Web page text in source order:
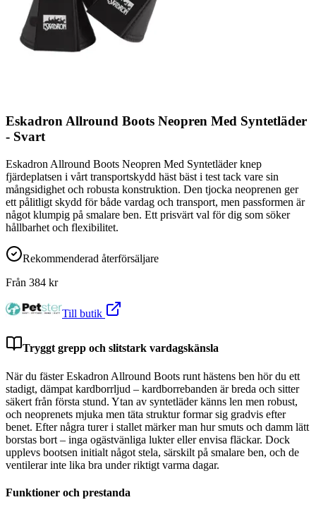
Eskadron Allround Boots Neopren Med Syntetläder
- Svart
Eskadron Allround Boots Neopren Med Syntetläder knep
fjärdeplatsen i vårt transportskydd häst bäst i test tack vare sin
mångsidighet och robusta konstruktion. Den tjocka neoprenen ger
ett pålitligt skydd för både vardag och transport, men passformen är
något klumpig på smalare ben. Ett prisvärt val för dig som söker
hållbarhet och flexibilitet.
Rekommenderad återförsäljare
Från 384 kr
Till butik
Tryggt grepp och slitstark vardagskänsla
När du fäster Eskadron Allround Boots runt hästens ben hör du ett
stadigt, dämpat kardborrljud – kardborrebanden är breda och sitter
säkert från första stund. Ytan av syntetläder känns len men robust,
och neoprenets mjuka men täta struktur formar sig gradvis efter
benet. Efter några turer i stallet märker man hur smuts och damm lätt
borstas bort – inga ogästvänliga lukter eller envisa fläckar. Dock
upplevs bootsen initialt något stela, särskilt på smalare ben, och de
ventilerar inte lika bra under riktigt varma dagar.
Funktioner och prestanda